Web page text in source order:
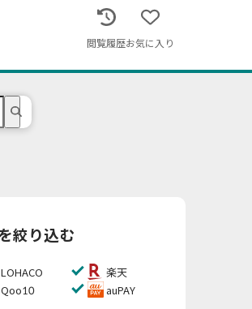
閲覧履歴お気に入り
絞り込む
LOHACO
楽天
Qoo10 auPAY